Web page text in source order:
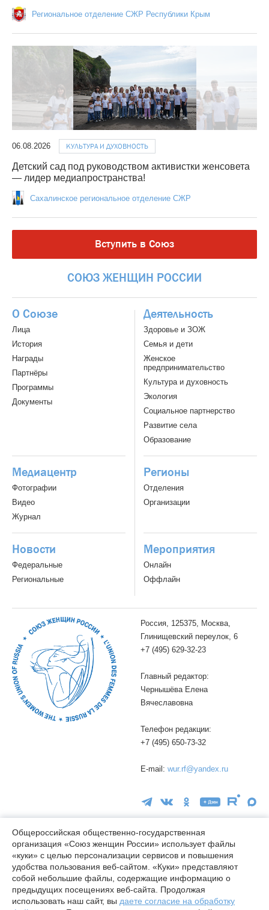
Региональное отделение СЖР Республики Крым
06.08.2026 КУЛЬТУРА И ДУХОВНОСТЬ
Детский сад под руководством активистки женсовета
— лидер медиапространства!
Сахалинское региональное отделение СЖР
Вступить в Союз
СОЮЗ ЖЕНЩИН РОССИИ
О Союзе
Лица
История
Награды
Партнёры
Программы
Документы
Деятельность
Здоровье и ЗОЖ
Семья и дети
Женское
предпринимательство
Культура и духовность
Экология
Социальное партнерство
Развитие села
Образование
Медиацентр
Фотографии
Видео
Журнал
Регионы
Отделения
Организации
Новости
Федеральные
Региональные
Мероприятия
Онлайн
Оффлайн
Россия, 125375, Москва,
Глинищевский переулок, 6
+7 (495) 629-32-23
Главный редактор:
Чернышёва Елена
Вячеславовна
Телефон редакции:
+7 (495) 650-73-32
E-mail: wur.rf@yandex.ru
16+
© wuor.ru Использование материалов сайта разрешается только
при указании ссылки на источник
Правовая информация
Общероссийская общественно-государственная
организация «Союз женщин России» использует файлы
«куки» с целью персонализации сервисов и повышения
удобства пользования веб-сайтом. «Куки» представляют
собой небольшие файлы, содержащие информацию о
предыдущих посещениях веб-сайта. Продолжая
использовать наш сайт, вы даете согласие на обработку